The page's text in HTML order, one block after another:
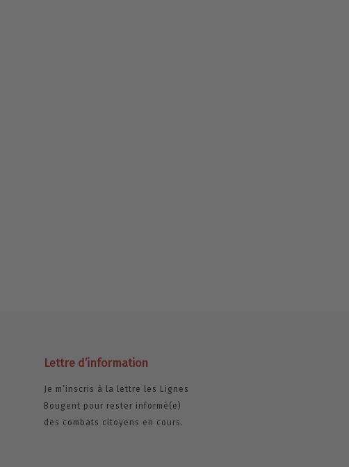
Lettre d’information
Je m’inscris à la lettre les Lignes
Bougent pour rester informé(e)
des combats citoyens en cours.